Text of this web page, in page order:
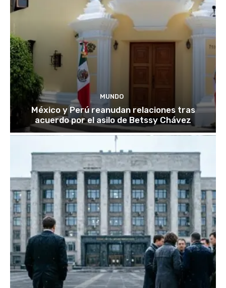
MUNDO
México y Perú reanudan relaciones tras
acuerdo por el asilo de Betssy Chávez